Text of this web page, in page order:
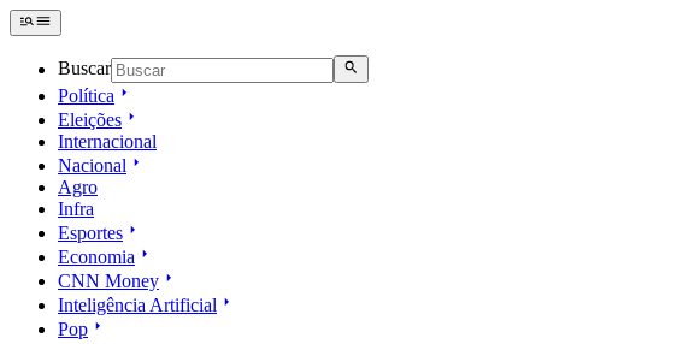
Buscar
Política
Eleições
Internacional
Nacional
Agro
Infra
Esportes
Economia
CNN Money
Inteligência Artificial
Pop